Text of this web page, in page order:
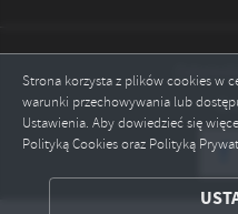
Strona korzysta z plików cookies w
warunki przechowywania lub
Ustawienia. Aby dowiedzieć się
Polityką Cookies oraz Polityką